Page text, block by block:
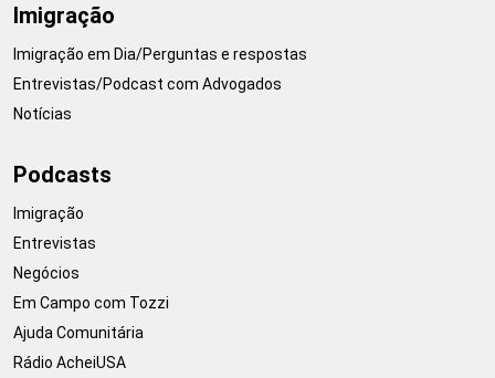
Imigração
Imigração em Dia/Perguntas e respostas
Entrevistas/Podcast com Advogados
Notícias
Podcasts
Imigração
Entrevistas
Negócios
Em Campo com Tozzi
Ajuda Comunitária
Rádio AcheiUSA